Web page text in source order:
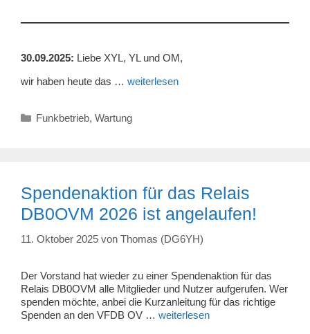
30.09.2025: Liebe XYL, YL und OM,
wir haben heute das … weiterlesen
Kategorien
Funkbetrieb, Wartung
Spendenaktion für das Relais
DB0OVM 2026 ist angelaufen!
11. Oktober 2025 von Thomas (DG6YH)
Der Vorstand hat wieder zu einer Spendenaktion für das
Relais DB0OVM alle Mitglieder und Nutzer aufgerufen. Wer
spenden möchte, anbei die Kurzanleitung für das richtige
Spenden an den VFDB OV … weiterlesen